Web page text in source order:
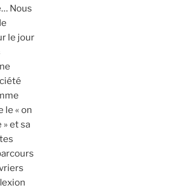
Nous
le jour
le « on
» et sa